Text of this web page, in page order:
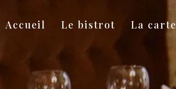
Accueil Le bistrot La carte